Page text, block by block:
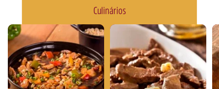
Culinários